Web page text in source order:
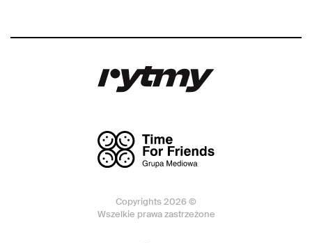
Copyrights 2026 ©
Wszelkie prawa zastrzeżone